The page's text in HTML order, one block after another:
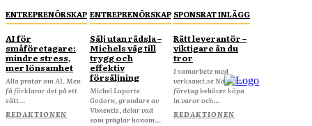
ENTREPRENÖRSKAP
AI för
småföretagare:
mindre stress,
mer lönsamhet
Alla pratar om AI. Men
få förklarar det på ett
sätt...
REDAKTIONEN
ENTREPRENÖRSKAP
Sälj utan rädsla –
Michels väg till
trygg och
effektiv
försäljning
Michel Laporte
Godorn, grundare av
Vimentis, delar vad
som präglar honom...
SPONSRAT INLÄGG
Rätt leverantör –
viktigare än du
tror
I samarbete med
verksamt.se När ditt
företag behöver köpa
in varor och...
REDAKTIONEN